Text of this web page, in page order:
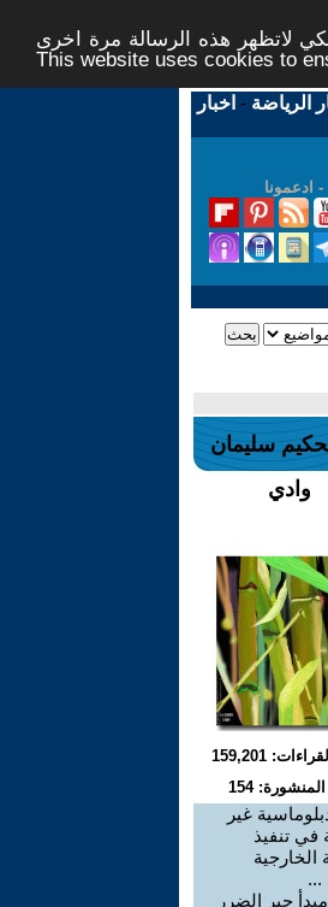
لاتظهر هذه الرسالة مرة اخرى -
This website uses cookies to
الرياضة - اخبار
- ادعمونا
سليمان
وادي
159,201
154
غير
في تنفيذ
الخارجية
...
جبر الضرر